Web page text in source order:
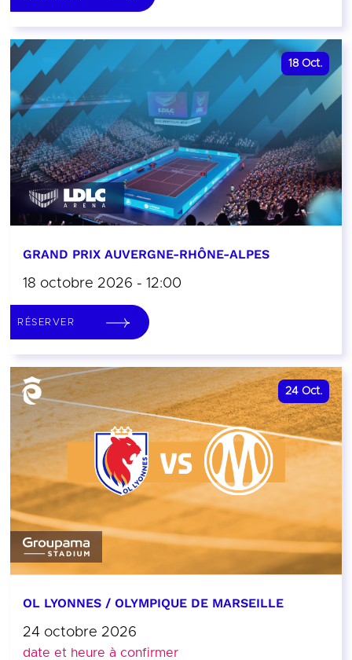
18 Oct.
GRAND PRIX AUVERGNE-RHÔNE-ALPES
18 octobre 2026 - 12:00
RÉSERVER
24 Oct.
OL LYONNES / OLYMPIQUE DE MARSEILLE
24 octobre 2026
date et heure à confirmer